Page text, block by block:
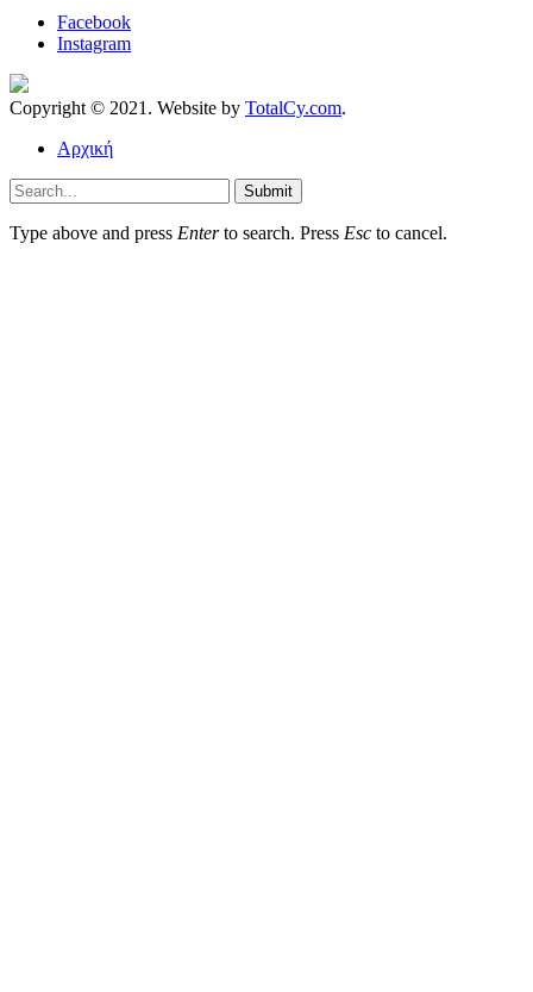
Facebook
Instagram
Copyright © 2021. Website by TotalCy.com.
Αρχική
Submit
Type above and press Enterto search. Press Esc to cancel.